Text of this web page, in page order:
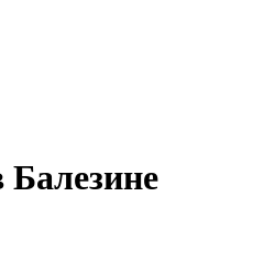
Балезине